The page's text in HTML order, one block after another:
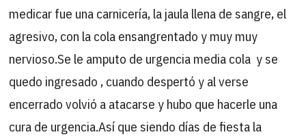
medicar fue una carnicería, la jaula llena de sangre, el
agresivo, con la cola ensangrentado y muy muy
nervioso.Se le amputo de urgencia media cola y se
quedo ingresado , cuando despertó y al verse
encerrado volvió a atacarse y hubo que hacerle una
cura de urgencia.Así que siendo días de fiesta la